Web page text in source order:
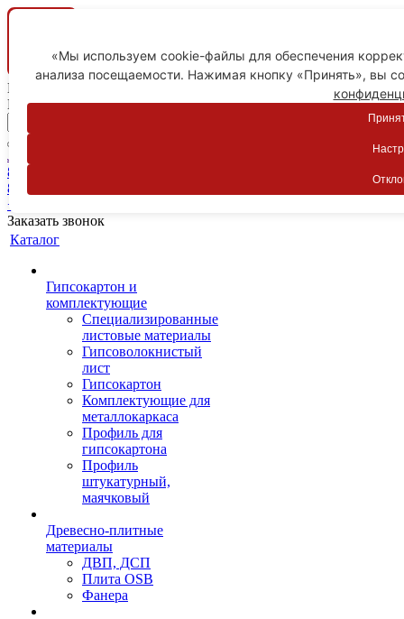
Ваш город
Пятигорск
Личный кабинет
8-800-775-59-89
8-800-775-59-89
+7 918 754-83-77
Заказать звонок
Каталог
Гипсокартон и
комплектующие
Специализированные
листовые материалы
Гипсоволокнистый
лист
Гипсокартон
Комплектующие для
металлокаркаса
Профиль для
гипсокартона
Профиль
штукатурный,
маячковый
Древесно-плитные
материалы
ДВП, ДСП
Плита OSB
Фанера
«Мы используем cookie-файлы для обеспечения
анализа посещаемости. Нажимая кнопку «Принять», вы